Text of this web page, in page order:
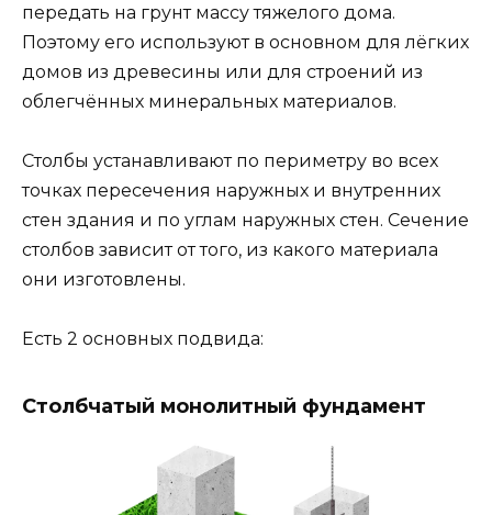
передать на грунт массу тяжелого дома.
Поэтому его используют в основном для лёгких
домов из древесины или для строений из
облегчённых минеральных материалов.
Столбы устанавливают по периметру во всех
точках пересечения наружных и внутренних
стен здания и по углам наружных стен. Сечение
столбов зависит от того, из какого материала
они изготовлены.
Есть 2 основных подвида:
Столбчатый монолитный фундамент